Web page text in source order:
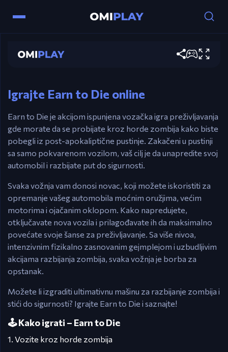
Earn to Die
Ctrl / X – Pojačanje.
Igrajte Earn to Die online
Earn to Die je akcijom ispunjena vozačka igra preživljavanja
gde morate da se probijate kroz horde zombija kako biste
pobegli iz post-apokaliptične pustinje. Zakačeni u pustinji
sa samo pokvarenom vozilom, vaš cilj je da unapredite svoj
automobil i razbijate put do sigurnosti.
Svaka vožnja vam donosi novac, koji možete iskoristiti za
opremanje vašeg automobila moćnim oružjima, većim
motorima i ojačanim oklopom. Kako napredujete,
otključavate nova vozila i prilagođavate ih da maksimalno
povećate svoje šanse za preživljavanje. Sa više nivoa,
intenzivnim fizikalno zasnovanim gejmplejom i uzbudljivim
akcijama razbijanja zombija, svaka vožnja je borba za
opstanak.
Možete li izgraditi ultimativnu mašinu za razbijanje zombija i
stići do sigurnosti? Igrajte Earn to Die i saznajte!
🕹️ Kako igrati – Earn to Die
1. Vozite kroz horde zombija